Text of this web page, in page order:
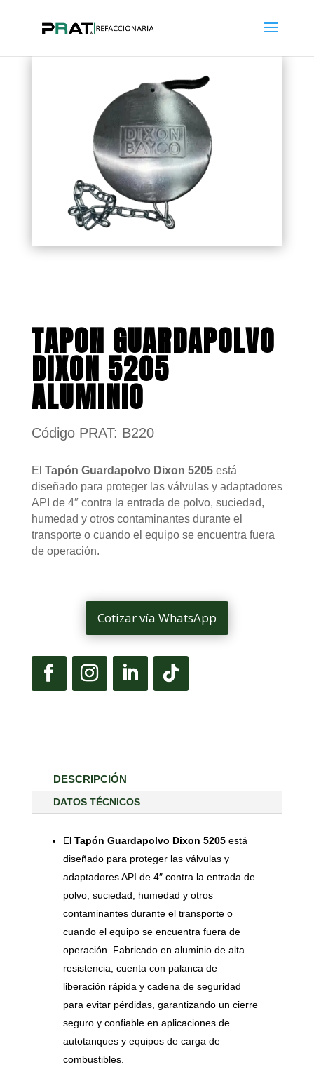
TAPON GUARDAPOLVO
DIXON 5205
ALUMINIO
Código PRAT: B220
El Tapón Guardapolvo Dixon 5205está
diseñado para proteger las válvulas y adaptadores
API de 4″ contra la entrada de polvo, suciedad,
humedad y otros contaminantes durante el
transporte o cuando el equipo se encuentra fuera
de operación.
Cotizar vía WhatsApp
DESCRIPCIÓN
DATOS TÉCNICOS
El Tapón Guardapolvo Dixon 5205está
diseñado para proteger las válvulas y
adaptadores API de 4″ contra la entrada de
polvo, suciedad, humedad y otros
contaminantes durante el transporte o
cuando el equipo se encuentra fuera de
operación. Fabricado en aluminio de alta
resistencia, cuenta con palanca de
liberación rápida y cadena de seguridad
para evitar pérdidas, garantizando un cierre
seguro y confiable en aplicaciones de
autotanques y equipos de carga de
combustibles.